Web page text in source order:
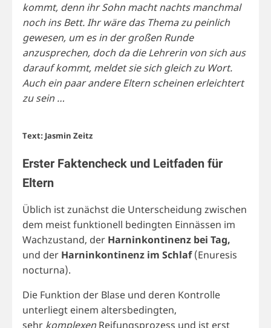
kommt, denn ihr Sohn macht nachts manchmal
noch ins Bett. Ihr wäre das Thema zu peinlich
gewesen, um es in der großen Runde
anzusprechen, doch da die Lehrerin von sich aus
darauf kommt, meldet sie sich gleich zu Wort.
Auch ein paar andere Eltern scheinen erleichtert
zu sein …
Text: Jasmin Zeitz
Erster Faktencheck und Leitfaden für
Eltern
Üblich ist zunächst die Unterscheidung zwischen
dem meist funktionell bedingten Einnässen im
Wachzustand, der Harninkontinenz bei Tag,
und der Harninkontinenz im Schlaf(Enuresis
nocturna).
Die Funktion der Blase und deren Kontrolle
unterliegt einem altersbedingten,
sehr komplexenReifungsprozess und ist erst